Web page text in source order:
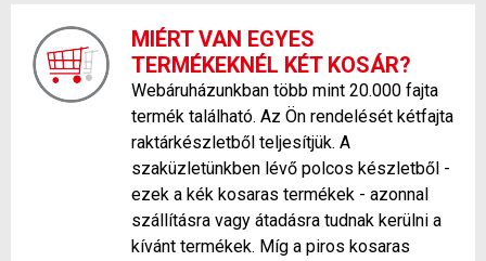
MIÉRT VAN EGYES
TERMÉKEKNÉL KÉT KOSÁR?
Webáruházunkban több mint 20.000 fajta
termék található. Az Ön rendelését kétfajta
raktárkészletből teljesítjük. A
szaküzletünkben lévő polcos készletből -
ezek a kék kosaras termékek - azonnal
szállításra vagy átadásra tudnak kerülni a
kívánt termékek. Míg a piros kosaras